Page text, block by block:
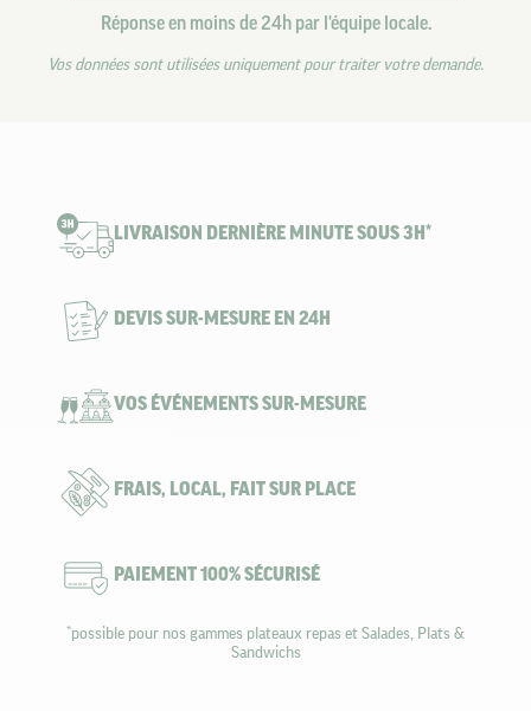
Réponse en moins de 24h par l'équipe locale.
Vos données sont utilisées uniquement pour traiter votre demande.
LIVRAISON DERNIÈRE MINUTE SOUS 3H*
DEVIS SUR-MESURE EN 24H
VOS ÉVÉNEMENTS SUR-MESURE
FRAIS, LOCAL, FAIT SUR PLACE
PAIEMENT 100% SÉCURISÉ
*possible pour nos gammes plateaux repas et Salades, Plats &
Sandwichs